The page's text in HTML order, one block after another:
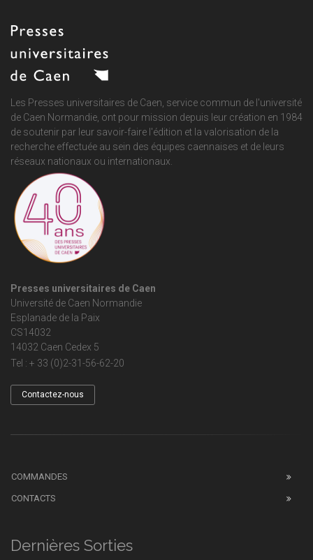
Les Presses universitaires de Caen, service commun de l'université
de Caen Normandie, ont pour mission depuis leur création en 1984
de soutenir par leur savoir-faire l'édition et la valorisation de la
recherche effectuée au sein des équipes caennaises et de leurs
réseaux nationaux ou internationaux.
Presses universitaires de Caen
Université de Caen Normandie
Esplanade de la Paix
CS14032
14032 Caen Cedex 5
Tel : + 33 (0)2-31-56-62-20
Contactez-nous
COMMANDES
CONTACTS
Dernières Sorties